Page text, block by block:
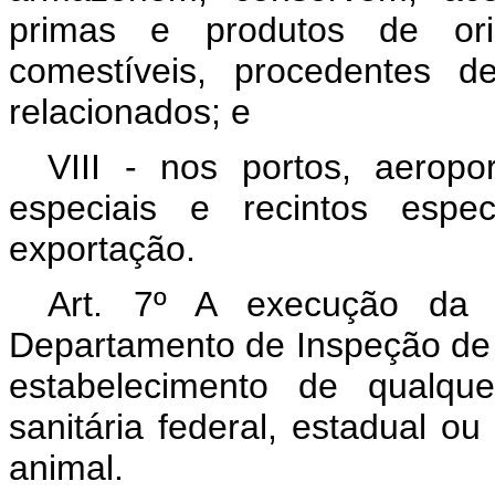
primas e produtos de
comestíveis, procedentes
relacionados; e
VIII - nos portos,
especiais e recintos
exportação.
Art. 7º A execução da
Departamento de Inspeção
estabelecimento de
sanitária federal, estadual
animal.